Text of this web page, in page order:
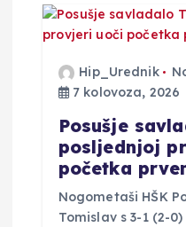
Hip_Urednik
7 kolovoza, 2026
Posušje
posljednjoj
početka
Nogometaši HŠK
Tomislav s 3-1 (2-